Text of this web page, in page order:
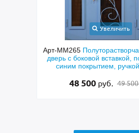
Увеличить
Арт-ММ265
дверь с боковой вставкой,
синим покрытием,
48 500 руб. 49